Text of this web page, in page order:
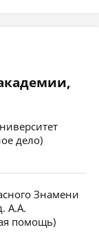
дело)
Знамени
А.А.
помощь)